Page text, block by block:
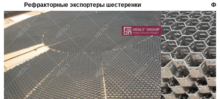
Рефракторные экспортеры шестеренки